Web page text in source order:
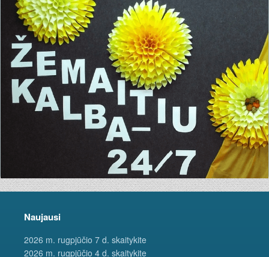
Naujausi
2026 m. rugpjūčio 7 d. skaitykite
2026 m. rugpjūčio 4 d. skaitykite